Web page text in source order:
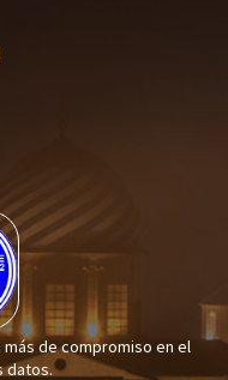
más de compromiso en el
datos.